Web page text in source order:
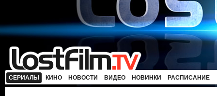
СЕРИАЛЫ КИНО НОВОСТИ ВИДЕО НОВИНКИ РАСПИСАНИЕ